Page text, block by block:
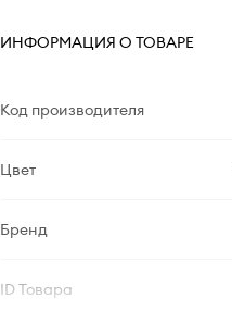
ИНФОРМАЦИЯ О ТОВАРЕ
Код производителя
Цвет
Бренд
ID Товара